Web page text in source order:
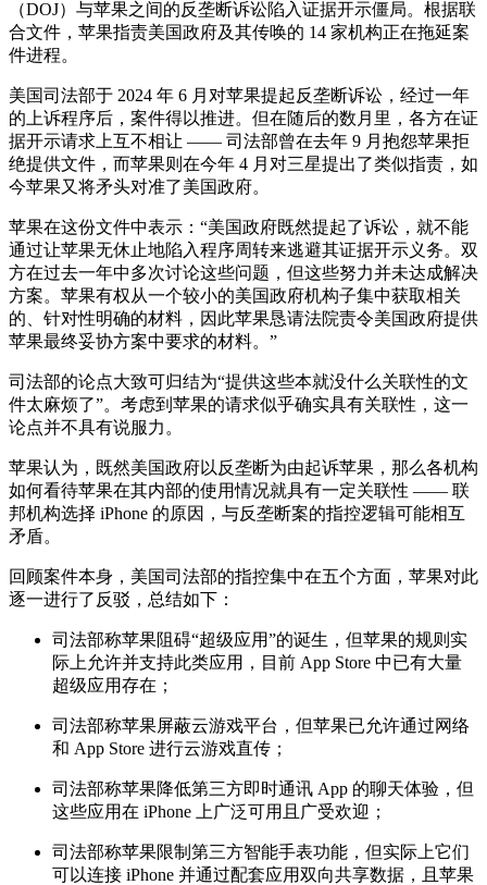
（DOJ）与苹果之间的反垄断诉讼陷入证据开示僵局。根据联
合文件，苹果指责美国政府及其传唤的 14 家机构正在拖延案
件进程。
美国司法部于 2024 年 6 月对苹果提起反垄断诉讼，经过一年
的上诉程序后，案件得以推进。但在随后的数月里，各方在证
据开示请求上互不相让 —— 司法部曾在去年 9 月抱怨苹果拒
绝提供文件，而苹果则在今年 4 月对三星提出了类似指责，如
今苹果又将矛头对准了美国政府。
苹果在这份文件中表示：“美国政府既然提起了诉讼，就不能
通过让苹果无休止地陷入程序周转来逃避其证据开示义务。双
方在过去一年中多次讨论这些问题，但这些努力并未达成解决
方案。苹果有权从一个较小的美国政府机构子集中获取相关
的、针对性明确的材料，因此苹果恳请法院责令美国政府提供
苹果最终妥协方案中要求的材料。”
司法部的论点大致可归结为“提供这些本就没什么关联性的文
件太麻烦了”。考虑到苹果的请求似乎确实具有关联性，这一
论点并不具有说服力。
苹果认为，既然美国政府以反垄断为由起诉苹果，那么各机构
如何看待苹果在其内部的使用情况就具有一定关联性 —— 联
邦机构选择 iPhone 的原因，与反垄断案的指控逻辑可能相互
矛盾。
回顾案件本身，美国司法部的指控集中在五个方面，苹果对此
逐一进行了反驳，总结如下：
司法部称苹果阻碍“超级应用”的诞生，但苹果的规则实
际上允许并支持此类应用，目前 App Store 中已有大量
超级应用存在；
司法部称苹果屏蔽云游戏平台，但苹果已允许通过网络
和 App Store 进行云游戏直传；
司法部称苹果降低第三方即时通讯 App 的聊天体验，但
这些应用在 iPhone 上广泛可用且广受欢迎；
司法部称苹果限制第三方智能手表功能，但实际上它们
可以连接 iPhone 并通过配套应用双向共享数据，且苹果